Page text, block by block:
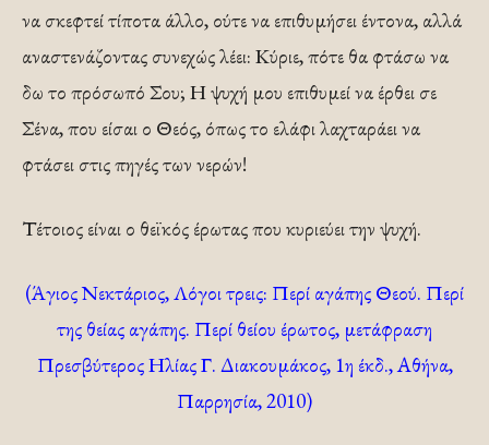
να σκεφτεί τίποτα άλλο, ούτε να επιθυμήσει έντονα, αλλά
αναστενάζοντας συνεχώς λέει: Κύριε, πότε θα φτάσω να
δω το πρόσωπό Σου; Η ψυχή μου επιθυμεί να έρθει σε
Σένα, που είσαι ο Θεός, όπως το ελάφι λαχταράει να
φτάσει στις πηγές των νερών!
Τέτοιος είναι ο θεϊκός έρωτας που κυριεύει την ψυχή.
(Άγιος Νεκτάριος, Λόγοι τρεις: Περί αγάπης Θεού. Περί
της θείας αγάπης. Περί θείου έρωτος, μετάφραση
Πρεσβύτερος Ηλίας Γ. Διακουμάκος, 1η έκδ., Αθήνα,
Παρρησία, 2010)